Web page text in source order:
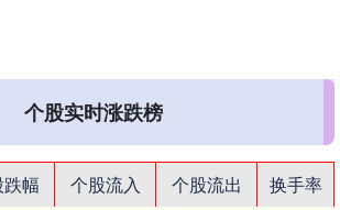
个股实时涨跌榜
幅 个股流入 个股流出
换手率